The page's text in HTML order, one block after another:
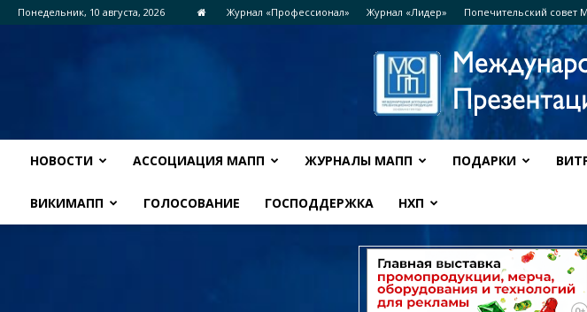
Понедельник, 10 августа, 2026 Журнал «Профессионал» Журнал «Лидер» Попечительский совет
НОВОСТИ АССОЦИАЦИЯ МАПП ЖУРНАЛЫ МАПП ПОДАРКИ
ВИКИМАПП ГОЛОСОВАНИЕ ГОСПОДДЕРЖКА НХП